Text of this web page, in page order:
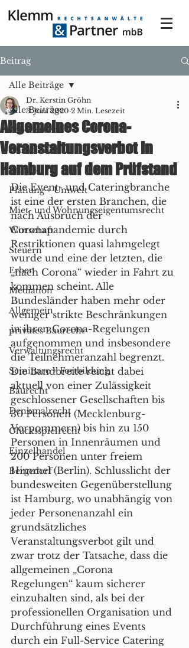
Beitrag
Alle Beiträge
Arbeitsrecht
Immobilien
Familie
Planung + Umwelt
Miet- und Wohnungseigentumsrecht
Wirtschaft
Steuern
Erben
Mediation
Allgemein
privates Baurecht
Verwaltungsrecht
Seminare + Fortbildung
Baurecht
Denkmalrecht
Glücksspielrecht
Einzelhandel
Bergedorf
Alle Beiträge
Allgemeines Corona-
Veranstaltungsverbot in
Hamburg auf dem Prüfstand
Dr. Kerstin Gröhn
3. Juni 2020 2 Min. Lesezeit
Die Event- und Cateringbranche
ist eine der ersten Branchen, die
nach Ausbruch der
Coronapandemie durch
Restriktionen quasi lahmgelegt
wurde und eine der letzten, die
„nach Corona“ wieder in Fahrt zu
kommen scheint. Alle
Bundesländer haben mehr oder
weniger strikte Beschränkungen
in ihren Corona-Regelungen
aufgenommen und insbesondere
die Teilnehmeranzahl begrenzt.
Die Bandbreite reicht dabei
aktuell von einer Zulässigkeit
geschlossener Gesellschaften bis
30 Personen (Mecklenburg-
Vorpommern) bis hin zu 150
Personen in Innenräumen und
200 Personen unter freiem
Himmel (Berlin). Schlusslicht der
bundesweiten Gegenüberstellung
ist Hamburg, wo unabhängig von
jeder Personenanzahl ein
grundsätzliches
Veranstaltungsverbot gilt und
zwar trotz der Tatsache, dass die
allgemeinen „Corona
Regelungen“ kaum sicherer
einzuhalten sind, als bei der
professionellen Organisation und
Durchführung eines Events
durch ein Full-Service Catering